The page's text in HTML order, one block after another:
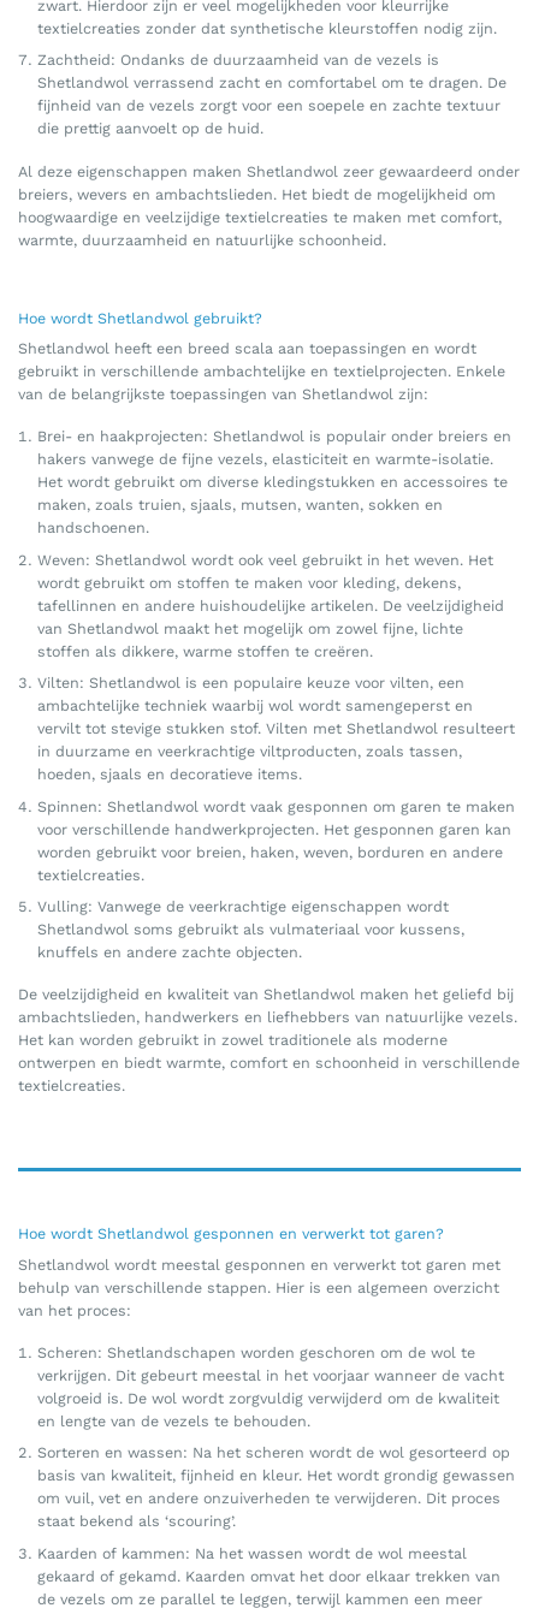
zwart. Hierdoor zijn er veel mogelijkheden voor kleurrijke
textielcreaties zonder dat synthetische kleurstoffen nodig zijn.
Zachtheid: Ondanks de duurzaamheid van de vezels is
Shetlandwol verrassend zacht en comfortabel om te dragen. De
fijnheid van de vezels zorgt voor een soepele en zachte textuur
die prettig aanvoelt op de huid.
Al deze eigenschappen maken Shetlandwol zeer gewaardeerd onder
breiers, wevers en ambachtslieden. Het biedt de mogelijkheid om
hoogwaardige en veelzijdige textielcreaties te maken met comfort,
warmte, duurzaamheid en natuurlijke schoonheid.
Hoe wordt Shetlandwol gebruikt?
Shetlandwol heeft een breed scala aan toepassingen en wordt
gebruikt in verschillende ambachtelijke en textielprojecten. Enkele
van de belangrijkste toepassingen van Shetlandwol zijn:
Brei- en haakprojecten: Shetlandwol is populair onder breiers en
hakers vanwege de fijne vezels, elasticiteit en warmte-isolatie.
Het wordt gebruikt om diverse kledingstukken en accessoires te
maken, zoals truien, sjaals, mutsen, wanten, sokken en
handschoenen.
Weven: Shetlandwol wordt ook veel gebruikt in het weven. Het
wordt gebruikt om stoffen te maken voor kleding, dekens,
tafellinnen en andere huishoudelijke artikelen. De veelzijdigheid
van Shetlandwol maakt het mogelijk om zowel fijne, lichte
stoffen als dikkere, warme stoffen te creëren.
Vilten: Shetlandwol is een populaire keuze voor vilten, een
ambachtelijke techniek waarbij wol wordt samengeperst en
vervilt tot stevige stukken stof. Vilten met Shetlandwol resulteert
in duurzame en veerkrachtige viltproducten, zoals tassen,
hoeden, sjaals en decoratieve items.
Spinnen: Shetlandwol wordt vaak gesponnen om garen te maken
voor verschillende handwerkprojecten. Het gesponnen garen kan
worden gebruikt voor breien, haken, weven, borduren en andere
textielcreaties.
Vulling: Vanwege de veerkrachtige eigenschappen wordt
Shetlandwol soms gebruikt als vulmateriaal voor kussens,
knuffels en andere zachte objecten.
De veelzijdigheid en kwaliteit van Shetlandwol maken het geliefd bij
ambachtslieden, handwerkers en liefhebbers van natuurlijke vezels.
Het kan worden gebruikt in zowel traditionele als moderne
ontwerpen en biedt warmte, comfort en schoonheid in verschillende
textielcreaties.
Hoe wordt Shetlandwol gesponnen en verwerkt tot garen?
Shetlandwol wordt meestal gesponnen en verwerkt tot garen met
behulp van verschillende stappen. Hier is een algemeen overzicht
van het proces:
Scheren: Shetlandschapen worden geschoren om de wol te
verkrijgen. Dit gebeurt meestal in het voorjaar wanneer de vacht
volgroeid is. De wol wordt zorgvuldig verwijderd om de kwaliteit
en lengte van de vezels te behouden.
Sorteren en wassen: Na het scheren wordt de wol gesorteerd op
basis van kwaliteit, fijnheid en kleur. Het wordt grondig gewassen
om vuil, vet en andere onzuiverheden te verwijderen. Dit proces
staat bekend als ‘scouring’.
Kaarden of kammen: Na het wassen wordt de wol meestal
gekaard of gekamd. Kaarden omvat het door elkaar trekken van
de vezels om ze parallel te leggen, terwijl kammen een meer